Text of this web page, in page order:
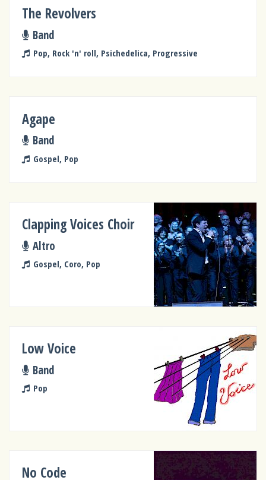
The Revolvers
Band
Pop, Rock 'n' roll, Psichedelica, Progressive
Agape
Band
Gospel, Pop
Clapping Voices Choir
Altro
Gospel, Coro, Pop
Low Voice
Band
Pop
No Code